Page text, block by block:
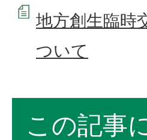
地方創生臨時
ついて
この記事